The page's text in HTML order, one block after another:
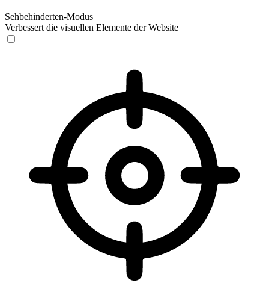
Sehbehinderten-Modus
Verbessert die visuellen Elemente der Website